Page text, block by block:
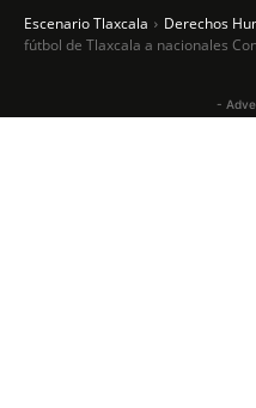
Escenario Tlaxcala Derechos
fútbol de Tlaxcala a nacionales
-